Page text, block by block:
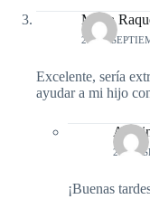
Marta
23 DE
Excelente, sería
ayudar a mi hijo
24 DE
¡Buenas